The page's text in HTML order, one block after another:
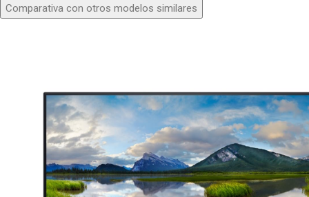
Comparativa con otros modelos similares